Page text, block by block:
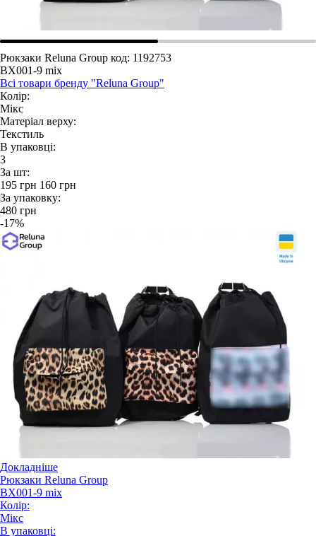
Рюкзаки Reluna Group код: 1192753
BX001-9 mix
Всі товари бренду "Reluna Group"
Колір:
Мікс
Матеріал верху:
Текстиль
В упаковці:
3
За шт:
195 грн 160 грн
За упаковку:
480 грн
-17%
Докладніше
Рюкзаки Reluna Group
BX001-9 mix
Колір:
Мікс
В упаковці: